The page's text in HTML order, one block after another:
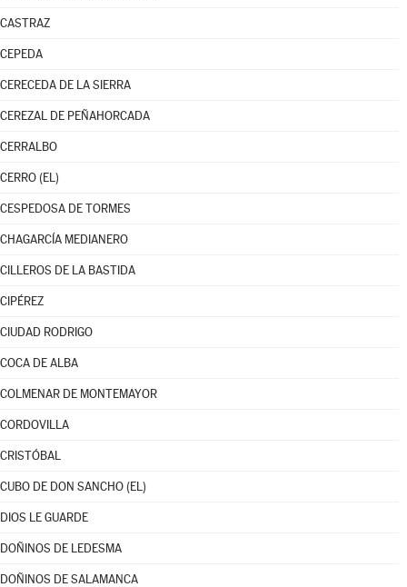
CASTRAZ
CEPEDA
CERECEDA DE LA SIERRA
CEREZAL DE PEÑAHORCADA
CERRALBO
CERRO (EL)
CESPEDOSA DE TORMES
CHAGARCÍA MEDIANERO
CILLEROS DE LA BASTIDA
CIPÉREZ
CIUDAD RODRIGO
COCA DE ALBA
COLMENAR DE MONTEMAYOR
CORDOVILLA
CRISTÓBAL
CUBO DE DON SANCHO (EL)
DIOS LE GUARDE
DOÑINOS DE LEDESMA
DOÑINOS DE SALAMANCA